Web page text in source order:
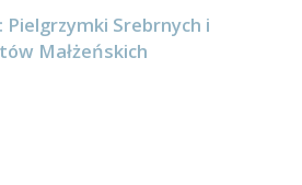
Pielgrzymki Srebrnych i
Małżeńskich